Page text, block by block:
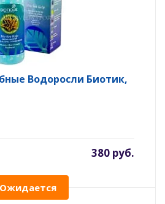
Водоросли Биотик,
380 руб.
Ожидается